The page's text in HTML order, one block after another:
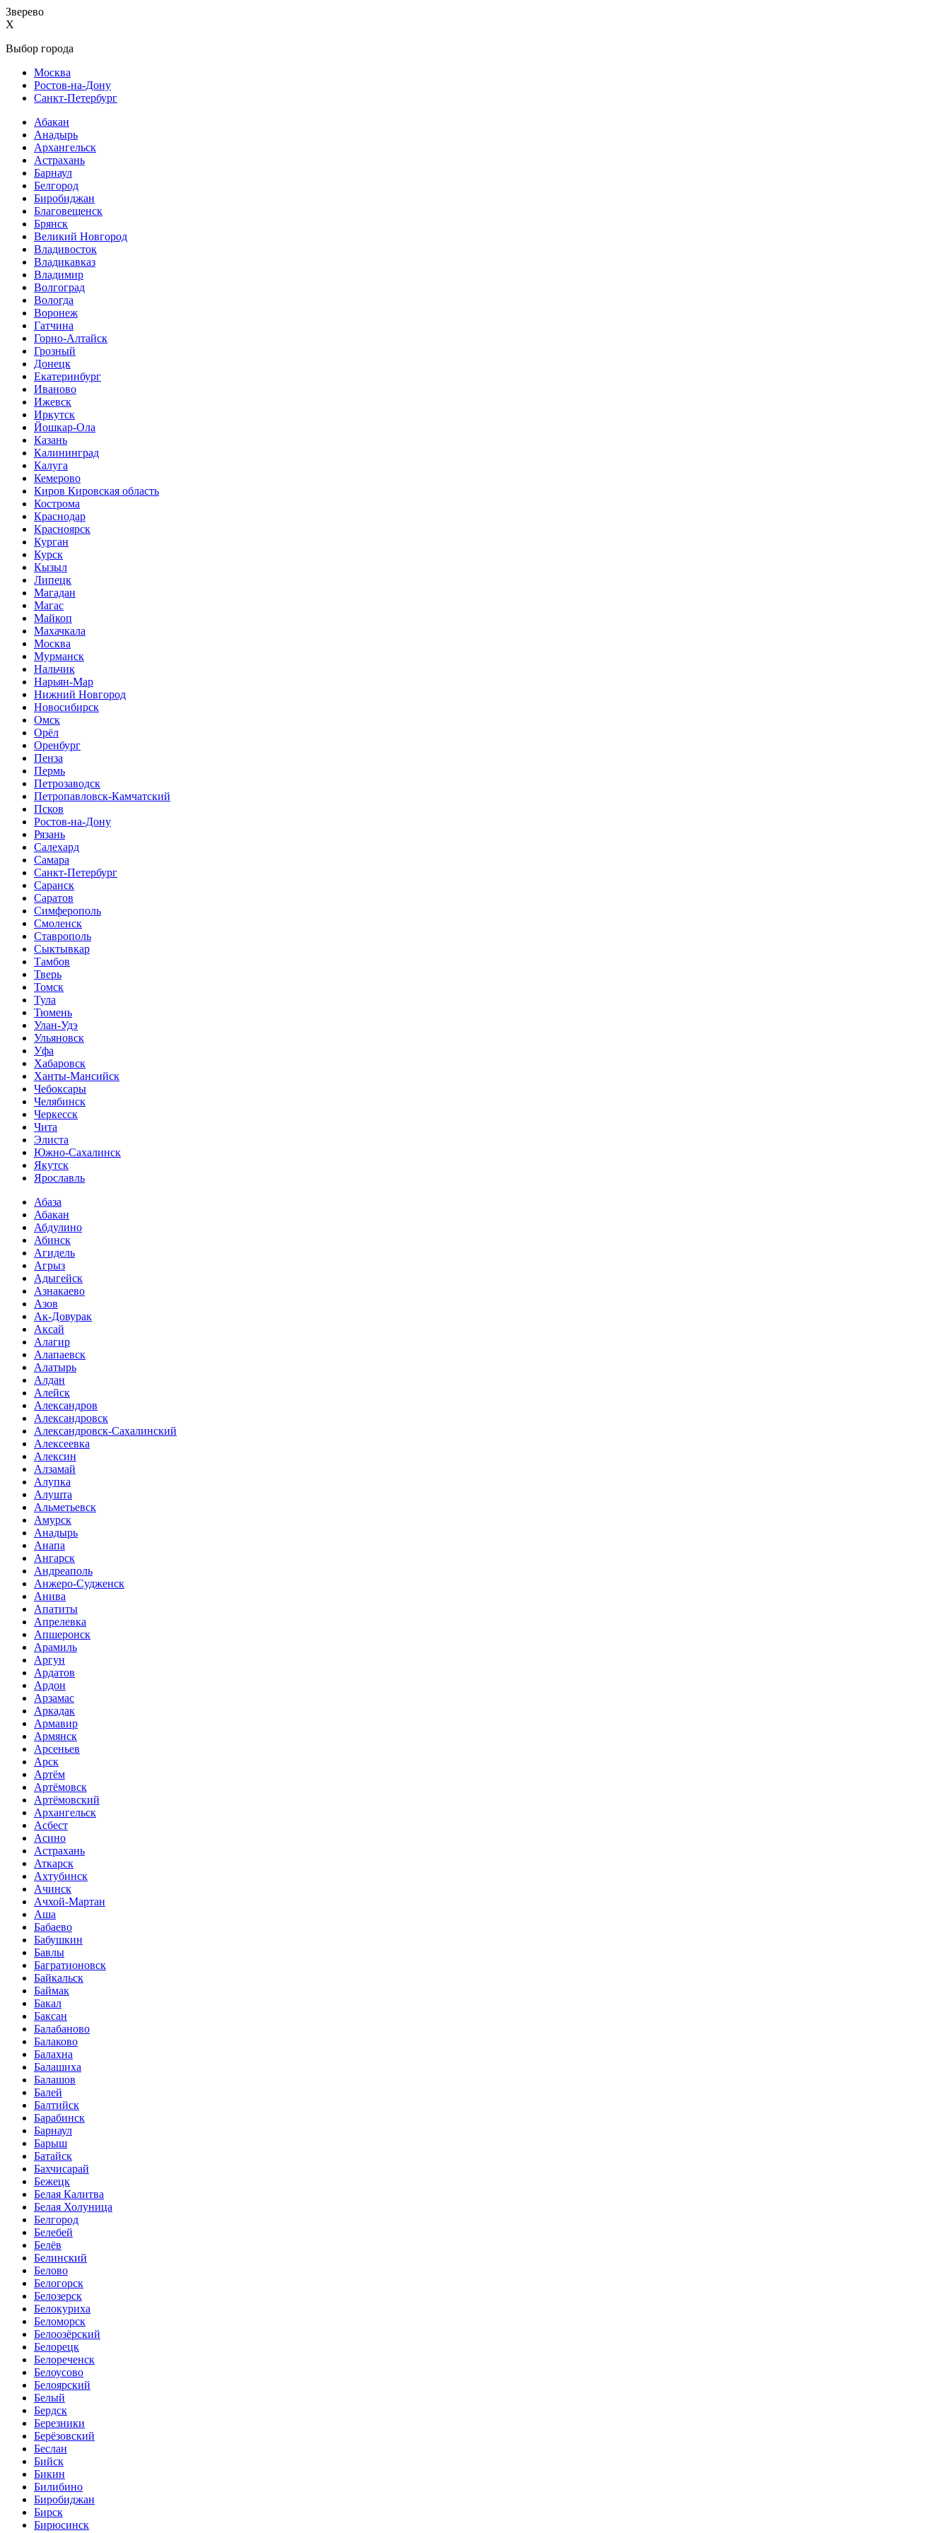
Зверево
X
Выбор города
Москва
Ростов-на-Дону
Санкт-Петербург
Абакан
Анадырь
Архангельск
Астрахань
Барнаул
Белгород
Биробиджан
Благовещенск
Брянск
Великий Новгород
Владивосток
Владикавказ
Владимир
Волгоград
Вологда
Воронеж
Гатчина
Горно-Алтайск
Грозный
Донецк
Екатеринбург
Иваново
Ижевск
Иркутск
Йошкар-Ола
Казань
Калининград
Калуга
Кемерово
Киров Кировская область
Кострома
Краснодар
Красноярск
Курган
Курск
Кызыл
Липецк
Магадан
Магас
Майкоп
Махачкала
Москва
Мурманск
Нальчик
Нарьян-Мар
Нижний Новгород
Новосибирск
Омск
Орёл
Оренбург
Пенза
Пермь
Петрозаводск
Петропавловск-Камчатский
Псков
Ростов-на-Дону
Рязань
Салехард
Самара
Санкт-Петербург
Саранск
Саратов
Симферополь
Смоленск
Ставрополь
Сыктывкар
Тамбов
Тверь
Томск
Тула
Тюмень
Улан-Удэ
Ульяновск
Уфа
Хабаровск
Ханты-Мансийск
Чебоксары
Челябинск
Черкесск
Чита
Элиста
Южно-Сахалинск
Якутск
Ярославль
Абаза
Абакан
Абдулино
Абинск
Агидель
Агрыз
Адыгейск
Азнакаево
Азов
Ак-Довурак
Аксай
Алагир
Алапаевск
Алатырь
Алдан
Алейск
Александров
Александровск
Александровск-Сахалинский
Алексеевка
Алексин
Алзамай
Алупка
Алушта
Альметьевск
Амурск
Анадырь
Анапа
Ангарск
Андреаполь
Анжеро-Судженск
Анива
Апатиты
Апрелевка
Апшеронск
Арамиль
Аргун
Ардатов
Ардон
Арзамас
Аркадак
Армавир
Армянск
Арсеньев
Арск
Артём
Артёмовск
Артёмовский
Архангельск
Асбест
Асино
Астрахань
Аткарск
Ахтубинск
Ачинск
Ачхой-Мартан
Аша
Бабаево
Бабушкин
Бавлы
Багратионовск
Байкальск
Баймак
Бакал
Баксан
Балабаново
Балаково
Балахна
Балашиха
Балашов
Балей
Балтийск
Барабинск
Барнаул
Барыш
Батайск
Бахчисарай
Бежецк
Белая Калитва
Белая Холуница
Белгород
Белебей
Белёв
Белинский
Белово
Белогорск
Белозерск
Белокуриха
Беломорск
Белоозёрский
Белорецк
Белореченск
Белоусово
Белоярский
Белый
Бердск
Березники
Берёзовский
Беслан
Бийск
Бикин
Билибино
Биробиджан
Бирск
Бирюсинск